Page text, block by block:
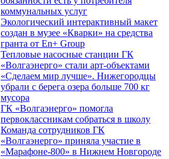
коммунальных услуг
Экологический интерактивный макет
создан в музее «Кварки» на средства
гранта от En+ Group
Тепловые насосные станции ГК
«Волгаэнерго» стали арт-объектами
«Сделаем мир лучше». Нижегородцы
убрали с берега озера больше 700 кг
мусора
ГК «Волгаэнерго» помогла
первоклассникам собраться в школу
Команда сотрудников ГК
«Волгаэнерго» приняла участие в
«Марафоне-800» в Нижнем Новгороде